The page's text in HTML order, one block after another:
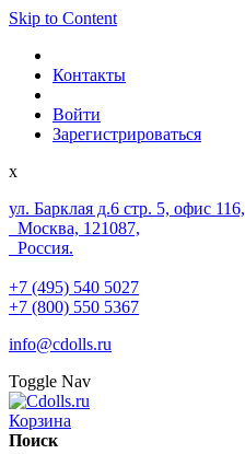
Skip to Content
Контакты
Войти
Зарегистрироваться
x
ул. Барклая д.6 стр. 5, офис 116,
Москва, 121087,
Россия.
+7 (495) 540 5027
+7 (800) 550 5367
info@cdolls.ru
Toggle Nav
Корзина
Поиск